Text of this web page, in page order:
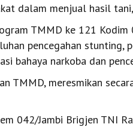
dalam menjual hasil
TMMD ke 121
pencegahan stunting,
bahaya narkoba dan
TMMD, meresmikan
042/Jambi Brigjen TNI